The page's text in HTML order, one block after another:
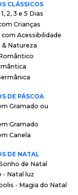
CLÁSSICOS
2, 3 e 5 Dias
Crianças
Acessibilidade
& Natureza
DE PÁSCOA
Gramado ou
Gramado
Canela
DE NATAL
de Natal
- Natal luz
- Magia do Natal